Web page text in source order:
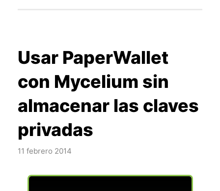
Usar PaperWallet
con Mycelium sin
almacenar las claves
privadas
11 febrero 2014